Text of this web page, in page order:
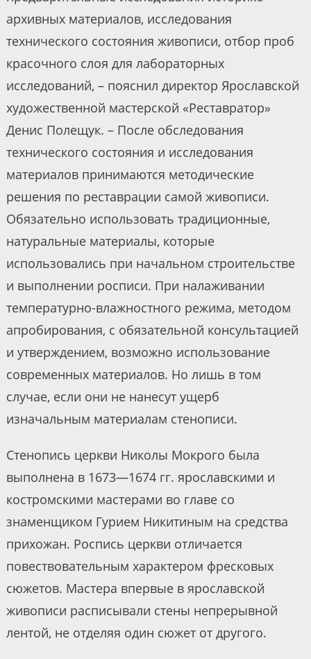
архивных материалов, исследования
технического состояния живописи, отбор проб
красочного слоя для лабораторных
исследований, – пояснил директор Ярославской
художественной мастерской «Реставратор»
Денис Полещук. – После обследования
технического состояния и исследования
материалов принимаются методические
решения по реставрации самой живописи.
Обязательно использовать традиционные,
натуральные материалы, которые
использовались при начальном строительстве
и выполнении росписи. При налаживании
температурно-влажностного режима, методом
апробирования, с обязательной консультацией
и утверждением, возможно использование
современных материалов. Но лишь в том
случае, если они не нанесут ущерб
изначальным материалам стенописи.
Стенопись церкви Николы Мокрого была
выполнена в 1673—1674 гг. ярославскими и
костромскими мастерами во главе со
знаменщиком Гурием Никитиным на средства
прихожан. Роспись церкви отличается
повествовательным характером фресковых
сюжетов. Мастера впервые в ярославской
живописи расписывали стены непрерывной
лентой, не отделяя один сюжет от другого.